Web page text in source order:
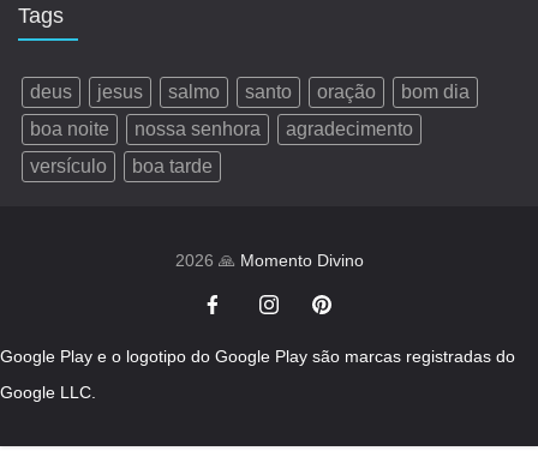
Tags
deus jesus salmo santo oração
bom dia
boa noite
nossa senhora
agradecimento
versículo
boa tarde
2026 🙏 Momento Divino
Google Play e o logotipo do Google Play são marcas registradas do
Google LLC.